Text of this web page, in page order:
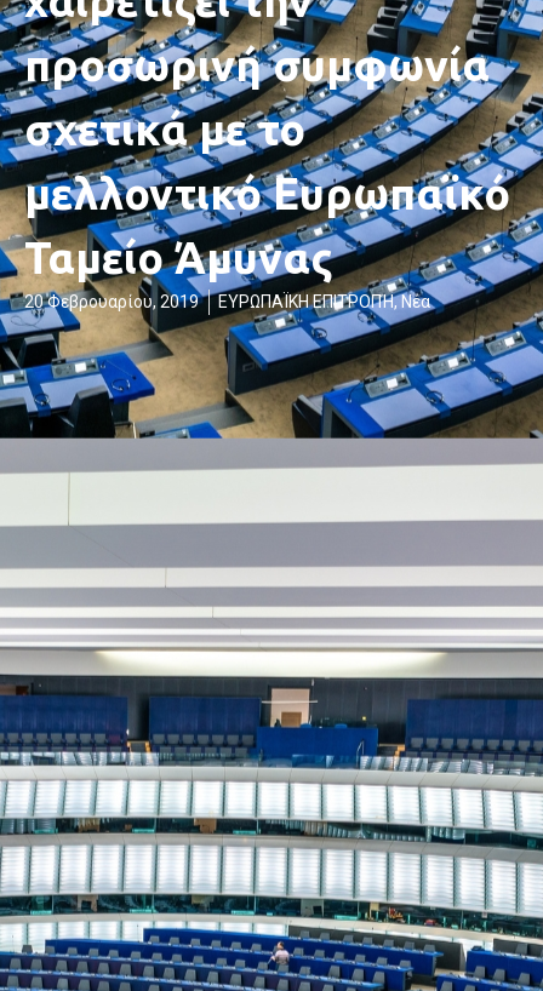
προσωρινή συμφωνία
σχετικά με το
μελλοντικό Ευρωπαϊκό
Ταμείο Άμυνας
20 Φεβρουαρίου, 2019 ΕΥΡΩΠΑΪΚΗ ΕΠΙΤΡΟΠΉ,Νέα